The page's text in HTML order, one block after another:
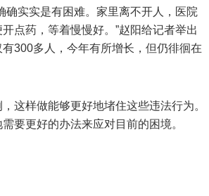
确实实是有困难。家里离不开人，医院
点药，等着慢慢好。”赵阳给记者举出
300多人，今年有所增长，但仍徘徊在
这样做能够更好地堵住这些违法行为。
要更好的办法来应对目前的困境。